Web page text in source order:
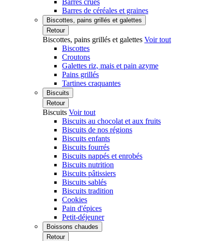
Barres crues
Barres de céréales et graines
Biscottes, pains grillés et galettes
Retour
Biscottes, pains grillés et galettes Voir tout
Biscottes
Croutons
Galettes riz, mais et pain azyme
Pains grillés
Tartines craquantes
Biscuits
Retour
Biscuits Voir tout
Biscuits au chocolat et aux fruits
Biscuits de nos régions
Biscuits enfants
Biscuits fourrés
Biscuits nappés et enrobés
Biscuits nutrition
Biscuits pâtissiers
Biscuits sablés
Biscuits tradition
Cookies
Pain d'épices
Petit-déjeuner
Boissons chaudes
Retour